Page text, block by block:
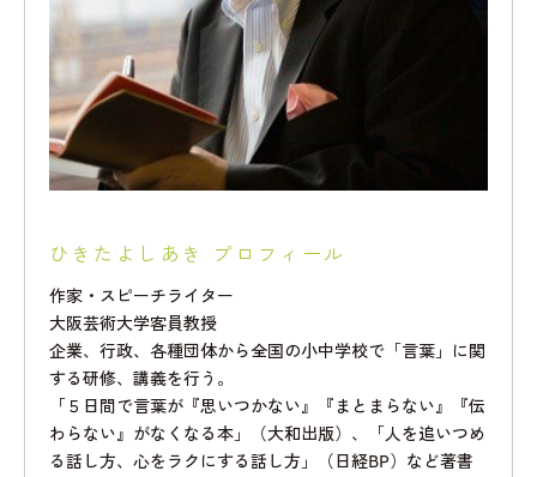
ひきたよしあき プロフィール
作家・スピーチライター
大阪芸術大学客員教授
企業、行政、各種団体から全国の小中学校で「言葉」に関
する研修、講義を行う。
「５日間で言葉が『思いつかない』『まとまらない』『伝
わらない』がなくなる本」（大和出版）、「人を追いつめ
る話し方、心をラクにする話し方」（日経BP）など著書